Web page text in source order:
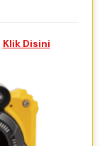
Klik Disini